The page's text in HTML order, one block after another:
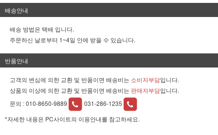
배송안내
배송 방법은 택배 입니다.
주문하신 날로부터 1~4일 안에 받을 수 있습니다.
반품안내
고객의 변심에 의한 교환 및 반품이면 배송비는 소비자부담입니다.
상품의 이상에 의한 교환 및 반품이면 배송비는 판매자부담입니다.
문의 :010-8650-9889
031-286-1235
*자세한 내용은 PC사이트의 이용안내를 참고하세요.